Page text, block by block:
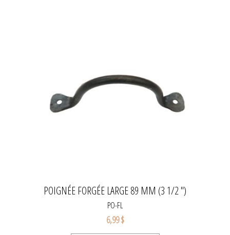
POIGNÉE FORGÉE LARGE 89 MM (3 1/2 ")
PO-FL
6,99 $